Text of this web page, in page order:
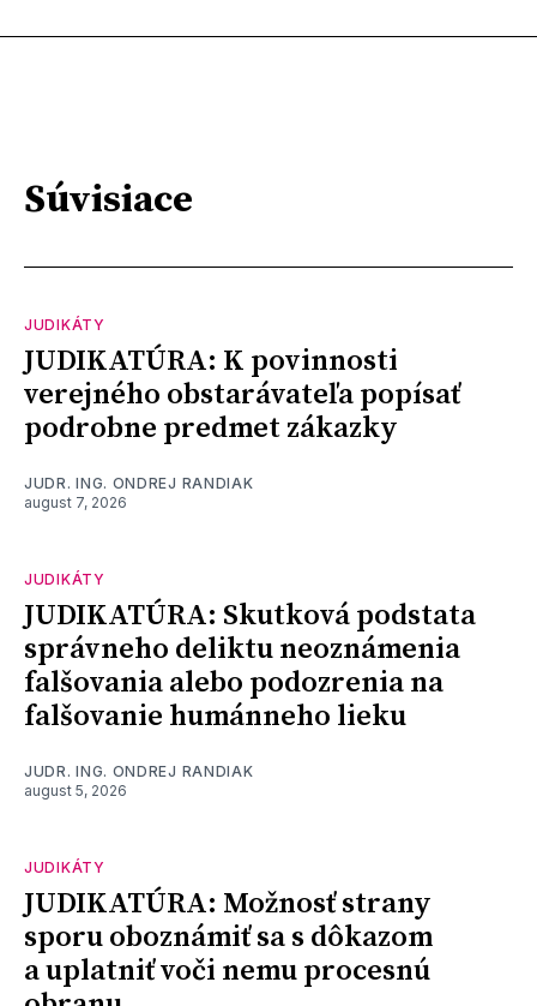
Súvisiace
JUDIKÁTY
JUDIKATÚRA: K povinnosti
verejného obstarávateľa popísať
podrobne predmet zákazky
JUDR. ING. ONDREJ RANDIAK
august 7, 2026
JUDIKÁTY
JUDIKATÚRA: Skutková podstata
správneho deliktu neoznámenia
falšovania alebo podozrenia na
falšovanie humánneho lieku
JUDR. ING. ONDREJ RANDIAK
august 5, 2026
JUDIKÁTY
JUDIKATÚRA: Možnosť strany
sporu oboznámiť sa s dôkazom
a uplatniť voči nemu procesnú